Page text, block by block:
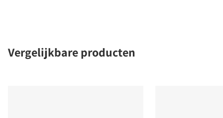
Vergelijkbare producten